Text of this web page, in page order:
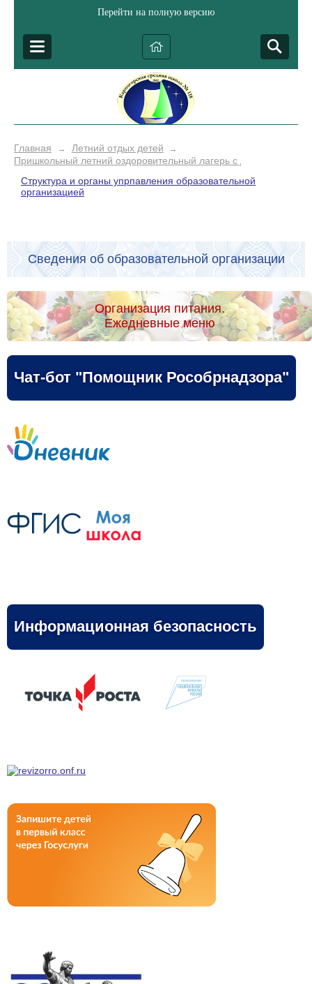
Перейти на полную версию
Главная → Летний отдых детей →
Пришкольный летний оздоровительный лагерь с дневным
Структура и органы упрпавления образовательной
организацией
Сведения об образовательной организации
Организация питания.
Ежедневные меню
Чат-бот "Помощник Рособрнадзора"
Информационная безопасность